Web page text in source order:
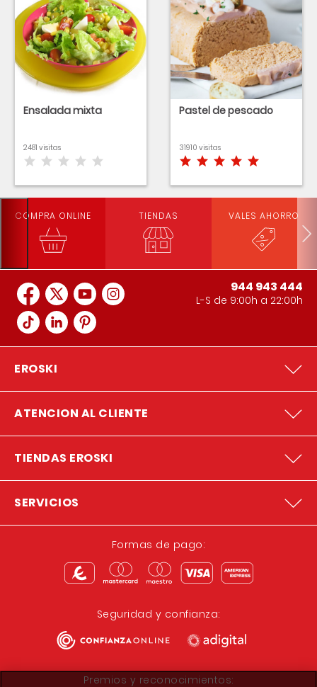
Ensalada mixta
2481 visitas
Pastel de pescado
31910 visitas
COMPRA ONLINE TIENDAS VALES AHORRO
944 943 444
L-S de 9:00h a 22:00h
EROSKI
ATENCION AL CLIENTE
TIENDAS EROSKI
SERVICIOS
Formas de pago:
Seguridad y confianza:
Premios y reconocimientos: